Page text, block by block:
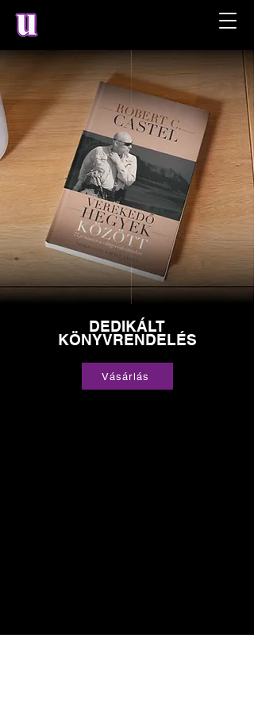
DEDIKÁLT
KÖNYVRENDELÉS
Vásárlás